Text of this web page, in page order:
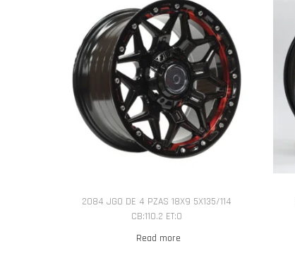
2084 JGO DE 4 PZAS 18X9 5X135/114
CB:110.2 ET:0
Read more